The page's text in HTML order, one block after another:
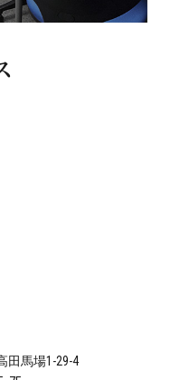
田馬場1-29-4